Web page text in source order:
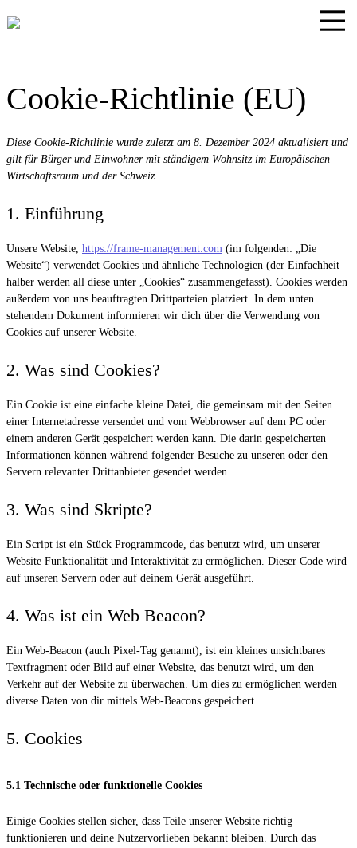
Cookie-Richtlinie (EU)
Diese Cookie-Richtlinie wurde zuletzt am 8. Dezember 2024 aktualisiert und
gilt für Bürger und Einwohner mit ständigem Wohnsitz im Europäischen
Wirtschaftsraum und der Schweiz.
1. Einführung
Unsere Website, https://frame-management.com (im folgenden: „Die
Website“) verwendet Cookies und ähnliche Technologien (der Einfachheit
halber werden all diese unter „Cookies“ zusammengefasst). Cookies werden
außerdem von uns beauftragten Drittparteien platziert. In dem unten
stehendem Dokument informieren wir dich über die Verwendung von
Cookies auf unserer Website.
2. Was sind Cookies?
Ein Cookie ist eine einfache kleine Datei, die gemeinsam mit den Seiten
einer Internetadresse versendet und vom Webbrowser auf dem PC oder
einem anderen Gerät gespeichert werden kann. Die darin gespeicherten
Informationen können während folgender Besuche zu unseren oder den
Servern relevanter Drittanbieter gesendet werden.
3. Was sind Skripte?
Ein Script ist ein Stück Programmcode, das benutzt wird, um unserer
Website Funktionalität und Interaktivität zu ermöglichen. Dieser Code wird
auf unseren Servern oder auf deinem Gerät ausgeführt.
4. Was ist ein Web Beacon?
Ein Web-Beacon (auch Pixel-Tag genannt), ist ein kleines unsichtbares
Textfragment oder Bild auf einer Website, das benutzt wird, um den
Verkehr auf der Website zu überwachen. Um dies zu ermöglichen werden
diverse Daten von dir mittels Web-Beacons gespeichert.
5. Cookies
5.1 Technische oder funktionelle Cookies
Einige Cookies stellen sicher, dass Teile unserer Website richtig
funktionieren und deine Nutzervorlieben bekannt bleiben. Durch das